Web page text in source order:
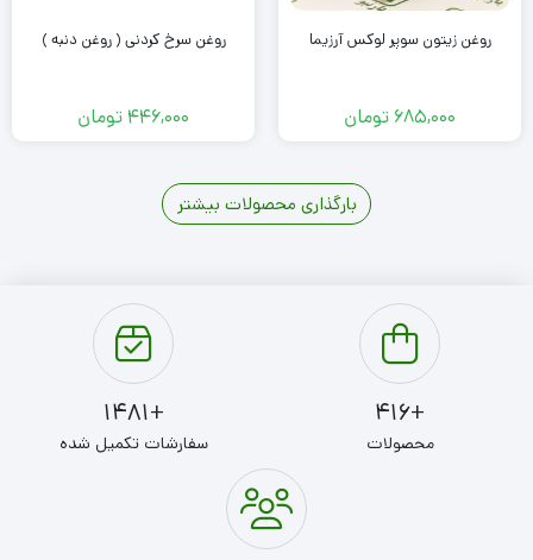
روغن زیتون سوپر لوکس آرزیما
685,000 تومان
روغن سرخ کردنی ( روغن دنبه )
446,000 تومان
2
3
4
5بارگذاری محصولات بیشتر
+416
محصولات
+1481
سفارشات تکمیل شده